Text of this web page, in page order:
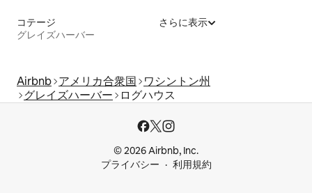
コテージ
グレイズハーバー
さらに表示
Airbnb アメリカ合衆国
ワシントン州
グレイズハーバー
ログハウス
© 2026 Airbnb, Inc.
プライバシー
利用規約